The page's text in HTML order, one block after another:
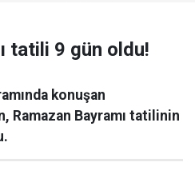
tatili 9 gün oldu!
konuşan
Ramazan Bayramı tatilinin